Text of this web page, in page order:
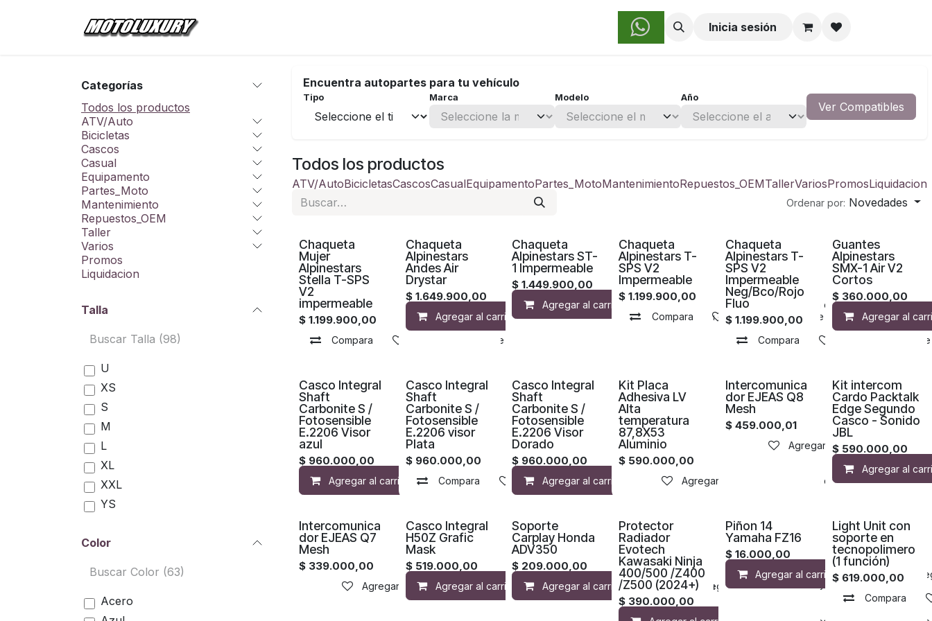
Sobre Nosotros Inicia sesión
Categorías
Todos los productos
ATV/Auto
Bicicletas
Cascos
Casual
Equipamento
Partes_Moto
Mantenimiento
Repuestos_OEM
Taller
Varios
Promos
Liquidacion
Talla
U
XS
S
M
L
XL
XXL
YS
S/M
XXL/XXXL
Color
Acero
Encuentra autopartes para tu vehículo
Tipo Marca Modelo Año
Ver Compatibles
Todos los productos
ATV/AutoBicicletasCascosCasualEquipamentoPartes_MotoMantenimientoRepuestos_OEMTallerVariosPromosLiquidacion
Ordenar por: Novedades
Chaqueta
Mujer
Alpinestars
Stella T-SPS
V2
impermeable
$ 1.199.900,00
Compara Agregar a la lista de deseos
Chaqueta
Alpinestars
Andes Air
Drystar
$ 1.649.900,00
Agregar al carrito Compara Agregar a la lista de deseos
Chaqueta
Alpinestars ST-
1 Impermeable
$1.449.900,00
Agregar al carrito Compara Agregar a la lista de deseos
Chaqueta
Alpinestars T-
SPS V2
Impermeable
$1.199.900,00
Compara Agregar a la lista de deseos
Chaqueta
Alpinestars T-
SPS V2
Impermeable
Neg/Bco/Rojo
Fluo
$ 1.199.900,00
Compara Agregar a la lista
Guantes
Alpinestars
SMX-1 Air V2
Cortos
$ 360.000,00
Agregar al
¡Nuevo!
Casco Integral
Shaft
Carbonite S /
Fotosensible
E.2206 Visor
azul
$ 960.000,00
Agregar al carrito Compara Agregar a la lista de deseos
¡Nuevo!
Casco Integral
Shaft
Carbonite S /
Fotosensible
E.2206 visor
Plata
$ 960.000,00
Compara Agregar a la lista de deseos
¡Nuevo!
Casco Integral
Shaft
Carbonite S /
Fotosensible
E.2206 Visor
Dorado
$ 960.000,00
Agregar al carrito Compara Agregar a la lista de deseos
Kit Placa
Adhesiva LV
Alta
temperatura
87,8X53
Aluminio
$ 590.000,00
Agregar a la lista de deseos
Intercomunica
dor EJEAS Q8
Mesh
$ 459.000,01
Agregar a la lista de deseos
Kit intercom
Cardo Packtalk
Edge Segundo
Casco - Sonido
JBL
$ 590.000,00
Agregar al
Intercomunica
dor EJEAS Q7
Mesh
$ 339.000,00
Agregar a la lista de deseos
Casco Integral
H50Z Grafic
Mask
$ 519.000,00
Agregar al carrito Compara Agregar a la lista de deseos
Soporte
Carplay Honda
ADV350
$ 209.000,00
Agregar al carrito Agregar a la lista de deseos
Protector
Radiador
Evotech
Kawasaki Ninja
400/500 /Z400
/Z500 (2024+)
$ 390.000,00
Piñon 14
Yamaha FZ16
$ 16.000,00
Agregar al carrito
Light Unit con
soporte en
tecnopolimero
(1 función)
$ 619.000,00
Compara